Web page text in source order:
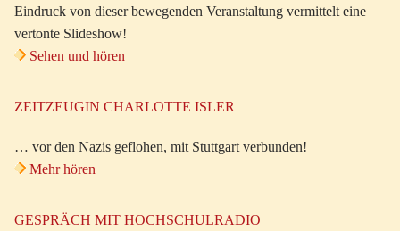
Eindruck von dieser bewegenden Veranstaltung vermittelt eine
vertonte Slideshow!
Sehen und hören
ZEITZEUGIN CHARLOTTE ISLER
… vor den Nazis geflohen, mit Stuttgart verbunden!
Mehr hören
GESPRÄCH MIT HOCHSCHULRADIO